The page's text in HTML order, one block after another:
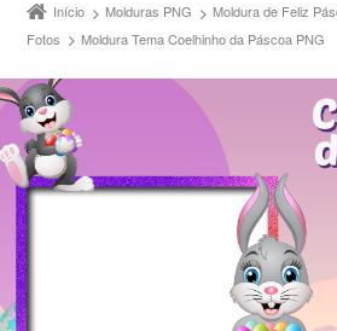
Início Molduras PNG
Moldura de Feliz
Fotos
Moldura Tema Coelhinho da Páscoa PNG